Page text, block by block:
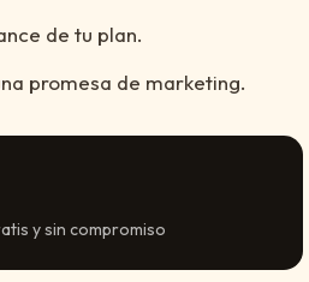
de tu plan.
promesa de marketing.
y sin compromiso